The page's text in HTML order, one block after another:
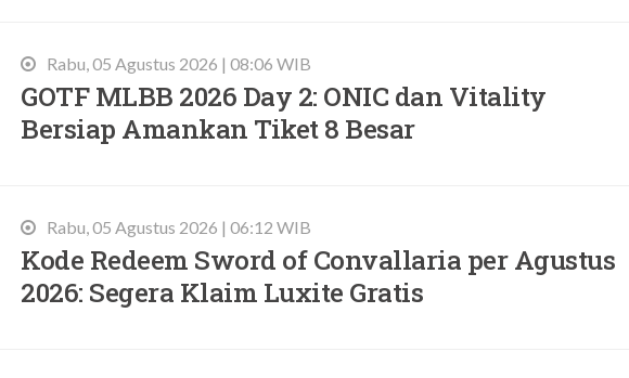
Rabu, 05 Agustus 2026 | 08:06 WIB
GOTF MLBB 2026 Day 2: ONIC dan Vitality
Bersiap Amankan Tiket 8 Besar
Rabu, 05 Agustus 2026 | 06:12 WIB
Kode Redeem Sword of Convallaria per Agustus
2026: Segera Klaim Luxite Gratis